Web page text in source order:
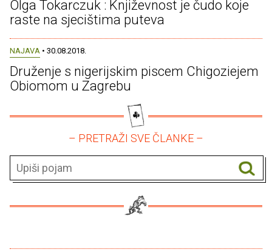
Olga Tokarczuk : Književnost je čudo koje
raste na sjecištima puteva
NAJAVA • 30.08.2018.
Druženje s nigerijskim piscem Chigoziejem
Obiomom u Zagrebu
– PRETRAŽI SVE ČLANKE –